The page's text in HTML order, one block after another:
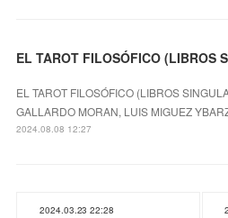
EL TAROT FILOSÓFICO (LIBROS
EL TAROT FILOSÓFICO (LIBROS
GALLARDO MORAN, LUIS MIGUEZ
2024.08.08 12:27
2024.03.23 22:28